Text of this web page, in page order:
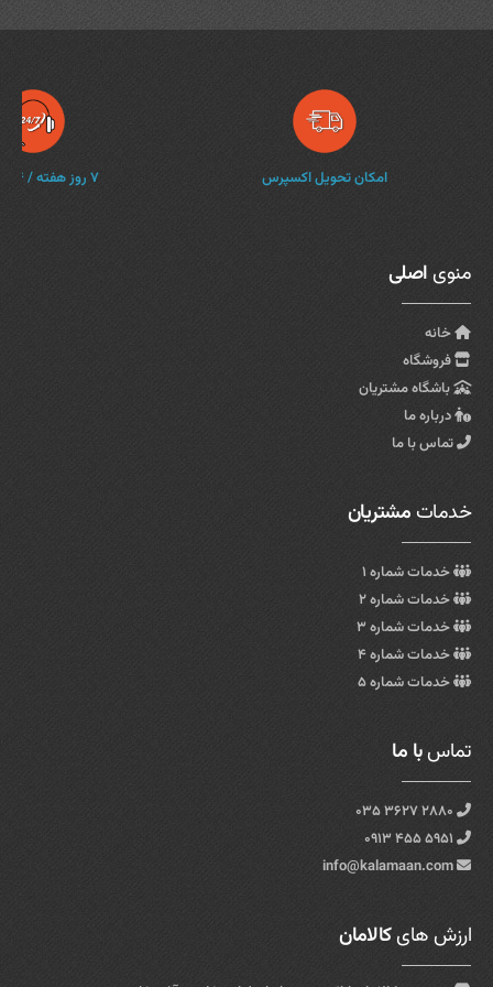
امکان تحویل اکسپرس ۷ روز هفته / ۲۴ ساعته
منویاصلی
خانه
فروشگاه
باشگاه مشتریان
درباره ما
تماس با ما
خدمات مشتریان
خدمات شماره ۱
خدمات شماره ۲
خدمات شماره ۳
خدمات شماره ۴
خدمات شماره ۵
تماسبا ما
info@kalamaan.com
ارزش هایکالامان